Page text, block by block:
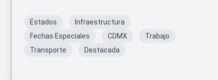
Estados
Infraestructura
Fechas Especiales
CDMX
Trabajo
Transporte
Destacada